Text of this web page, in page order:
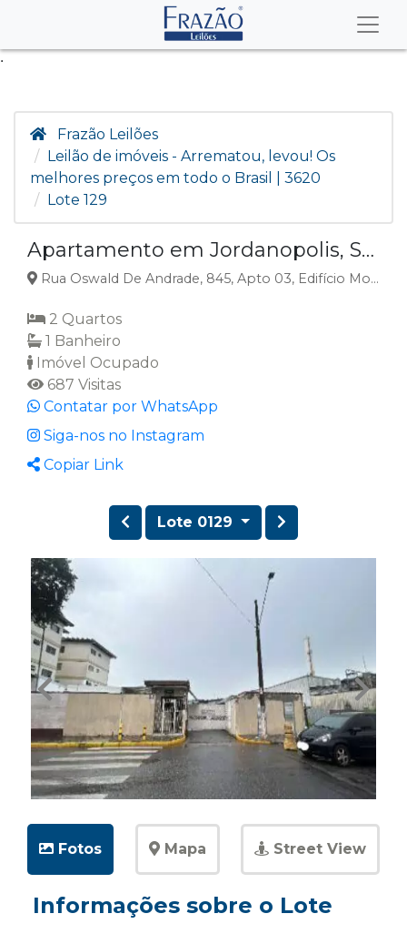
.
Frazão Leilões
Leilão de imóveis - Arrematou, levou! Os
melhores preços em todo o Brasil | 3620
Lote 129
Apartamento em Jordanopolis, São Bernardo Do Campo, SP
Rua Oswald De Andrade, 845, Apto 03, Edifício Montreal, Integrante Do Conjunto Residencial Canadá, Jordanopolis, São Bernardo do Campo, SP
2 Quartos
1 Banheiro
Imóvel Ocupado
687 Visitas
Contatar por WhatsApp
Siga-nos no Instagram
Copiar Link
Lote 0129
Fotos Mapa Street View
Informações sobre o Lote